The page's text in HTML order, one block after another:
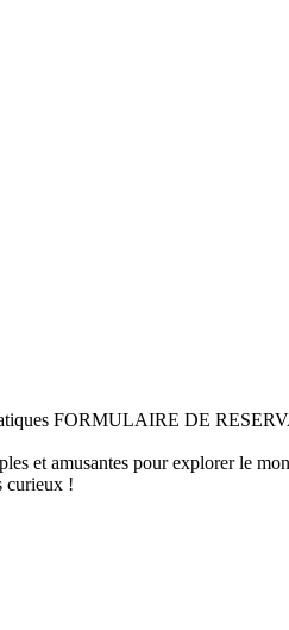
FORMULAIRE DE
et amusantes pour explorer le
curieux !